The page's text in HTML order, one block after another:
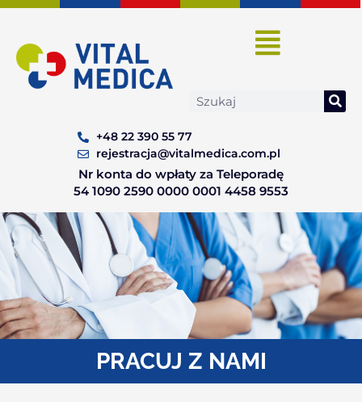
Skip
content
Search
+48 22 390 55 77
rejestracja@vitalmedica.com.pl
Nr konta do wpłaty za Teleporadę
54 1090 2590 0000 0001 4458 9553
PRACUJ Z NAMI